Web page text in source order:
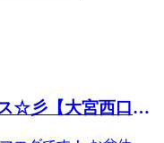
☆彡【大宮西口